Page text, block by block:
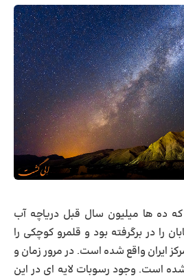
ده ‌ها میلیون سال قبل ‏دریاچه آب
را در برگرفته بود و قلمرو کوچکی را
ایران واقع ‏شده است. در مرور زمان و
است. وجود رسوبات لایه ای در این